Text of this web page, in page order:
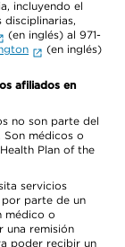
incluyendo el
disciplinarias,
(en inglés) al 971-
(en inglés)
afiliados en
no son parte del
Son médicos o
Plan of the
servicios
parte de un
médico o
una remisión
poder recibir un